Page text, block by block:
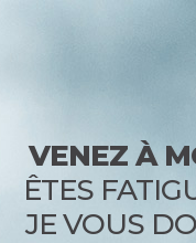
VENEZ À
ÊTES
JE VOUS